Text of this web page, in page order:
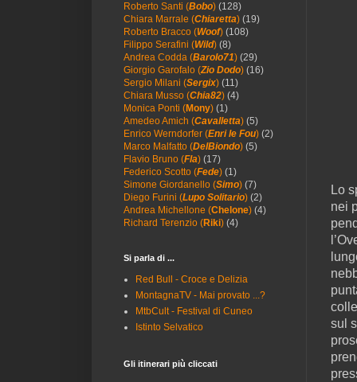
Lo
nei
sul
Roberto Santi (Bobo) (128)
Chiara Marrale (Chiaretta) (19)
Roberto Bracco (Woof) (108)
Filippo Serafini (Wild) (8)
Andrea Codda (Barolo71) (29)
Giorgio Garofalo (Zio Dodo) (16)
Sergio Milani (Sergix) (11)
Chiara Musso (Chia82) (4)
Monica Ponti (Mony) (1)
Amedeo Amich (Cavalletta) (5)
Enrico Werndorfer (Enri le Fou) (2)
Marco Malfatto (DelBiondo) (5)
Flavio Bruno (Fla) (17)
Federico Scotto (Fede) (1)
Simone Giordanello (Simo) (7)
Diego Furini (Lupo Solitario) (2)
Andrea Michellone (Chelone) (4)
Richard Terenzio (Riki) (4)
Si parla di ...
Red Bull - Croce e Delizia
MontagnaTV - Mai provato ...?
MtbCult - Festival di Cuneo
Istinto Selvatico
Gli itinerari più cliccati